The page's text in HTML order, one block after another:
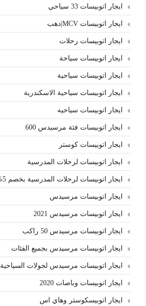
ايجار اتوبيسات 33 سياحي
ايجار اتوبيسات MCV|دهب
ايجار اتوبيسات رحلات
ايجار اتوبيسات سياحة
ايجار اتوبيسات سياحية
ايجار اتوبيسات سياحية الاسكندرية
ايجار اتوبيسات سياحيه
ايجار اتوبيسات فئة مرسيدس 600
ايجار اتوبيسات كوستر
ايجار اتوبيسات لرحلات المدرسية
ايجار اتوبيسات لرحلات المدرسية بخصم 5% للقطاع الحكومي
ايجار اتوبيسات مرسيدس
ايجار اتوبيسات مرسيدس 2021
ايجار اتوبيسات مرسيدس 50 راكب
ايجار اتوبيسات مرسيدس بجميع الفئات
ايجار اتوبيسات مرسيدس لجولات السياحية
ايجار اتوبيسات وباصات 2020
ايجار اتوبيسكوستر وهاي اس